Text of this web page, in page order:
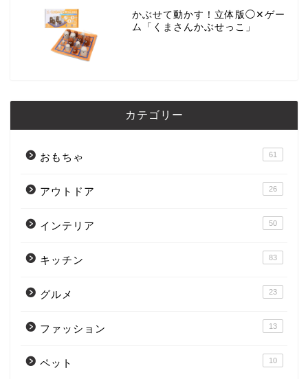
かぶせて動かす！立体版◯✕ゲー
ム「くまさんかぶせっこ」
カテゴリー
おもちゃ 61
アウトドア 26
インテリア 50
キッチン 83
グルメ 23
ファッション 13
ペット 10